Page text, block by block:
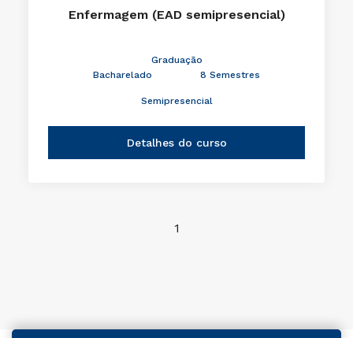
Enfermagem (EAD semipresencial)
Graduação
Bacharelado
8 Semestres
Semipresencial
Detalhes do curso
1